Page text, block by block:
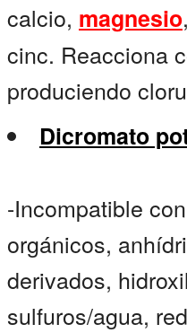
calcio, magnesio
cinc. Reacciona
produciendo
Dicromato
-Incompatible
orgánicos,
derivados,
sulfuros/agua,